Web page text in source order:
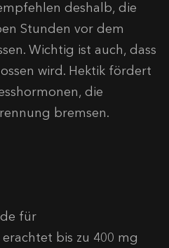
deshalb, die
Stunden vor dem
Wichtig ist auch, dass
wird. Hektik fördert
die
bremsen.
für
bis zu 400 mg